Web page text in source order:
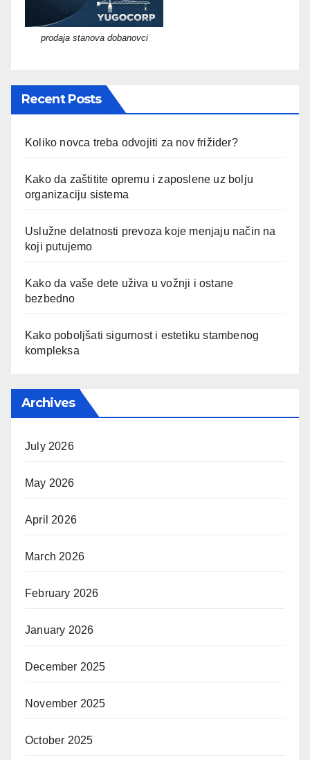
prodaja stanova dobanovci
Recent Posts
Koliko novca treba odvojiti za nov frižider?
Kako da zaštitite opremu i zaposlene uz bolju
organizaciju sistema
Uslužne delatnosti prevoza koje menjaju način na
koji putujemo
Kako da vaše dete uživa u vožnji i ostane
bezbedno
Kako poboljšati sigurnost i estetiku stambenog
kompleksa
Archives
July 2026
May 2026
April 2026
March 2026
February 2026
January 2026
December 2025
November 2025
October 2025